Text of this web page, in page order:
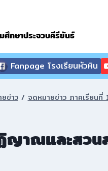
กษาประจวบคีรีขันธ์
Fanpage โรงเรียนหัวหิน
ข่าว / จดหมายข่าว ภาคเรียน
าณและสวน